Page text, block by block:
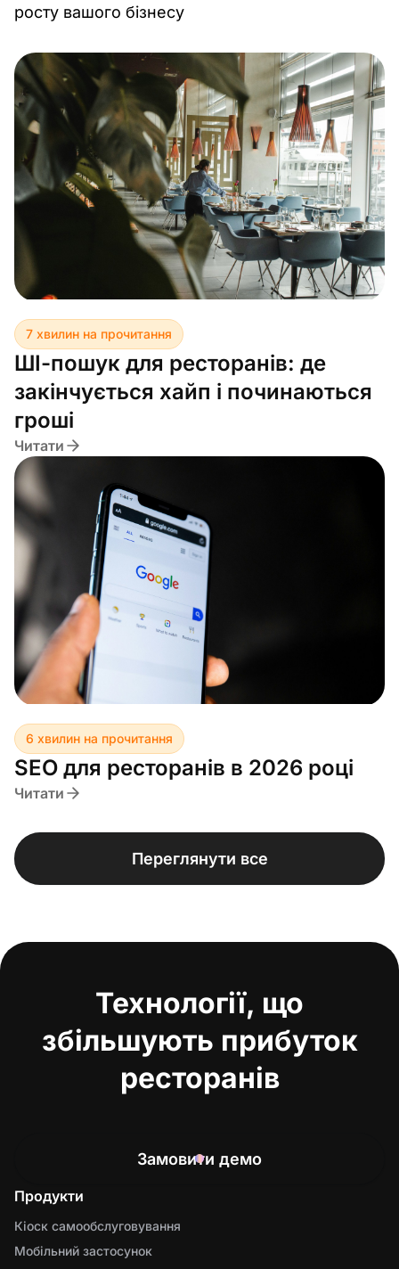
росту вашого бізнесу
7 хвилин на прочитання
ШІ-пошук для ресторанів: де
закінчується хайп і починаються
гроші
Читати
6 хвилин на прочитання
SEO для ресторанів в 2026 році
Читати
Переглянути все
Технології, що
збільшують прибуток
ресторанів
Замовити демо
Продукти
Кіоск самообслуговування
Мобільний застосунок